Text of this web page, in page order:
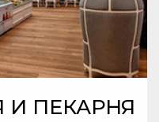
И ПЕКАРНЯ